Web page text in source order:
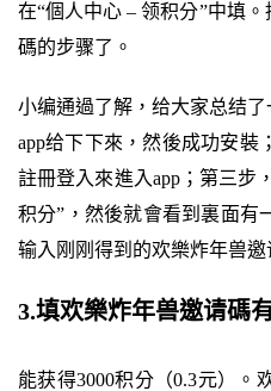
在“個人中心 – 领积分”中填
碼的步骤了。
小编通過了解，给大家总结
app给下下來，然後成功安裝
註冊登入來進入app；第三步
积分”，然後就會看到裏面有
输入刚刚得到的欢樂炸年兽邀
3.填欢樂炸年兽邀请碼
能获得3000积分（0.3元）。